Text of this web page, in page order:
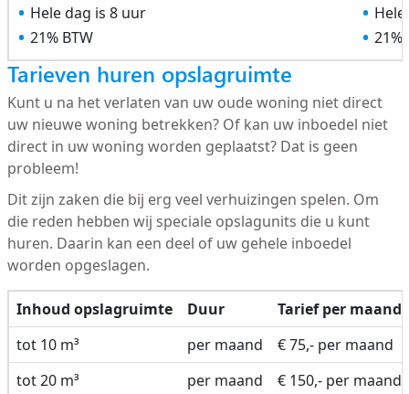
Hele dag is 8 uur
21% BTW
21%
Tarieven huren opslagruimte
Kunt u na het verlaten van uw oude woning niet direct
uw nieuwe woning betrekken? Of kan uw inboedel niet
direct in uw woning worden geplaatst? Dat is geen
probleem!
Dit zijn zaken die bij erg veel verhuizingen spelen. Om
die reden hebben wij speciale opslagunits die u kunt
huren. Daarin kan een deel of uw gehele inboedel
worden opgeslagen.
Inhoud opslagruimte Duur
Tarief per maand
tot 10 m³
per maand
€ 75,- per maand
tot 20 m³
per maand
€ 150,- per maand